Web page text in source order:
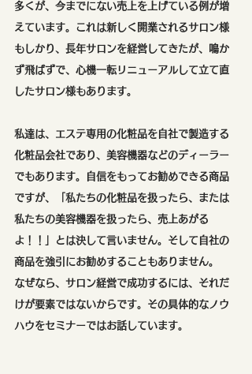
多くが、今までにない売上を上げている例が増
えています。これは新しく開業されるサロン様
もしかり、長年サロンを経営してきたが、鳴か
ず飛ばずで、心機一転リニューアルして立て直
したサロン様もあります。
私達は、エステ専用の化粧品を自社で製造する
化粧品会社であり、美容機器などのディーラー
でもあります。自信をもってお勧めできる商品
ですが、「私たちの化粧品を扱ったら、または
私たちの美容機器を扱ったら、売上あがる
よ！！」とは決して言いません。そして自社の
商品を強引にお勧めすることもありません。
なぜなら、サロン経営で成功するには、それだ
けが要素ではないからです。その具体的なノウ
ハウをセミナーではお話しています。